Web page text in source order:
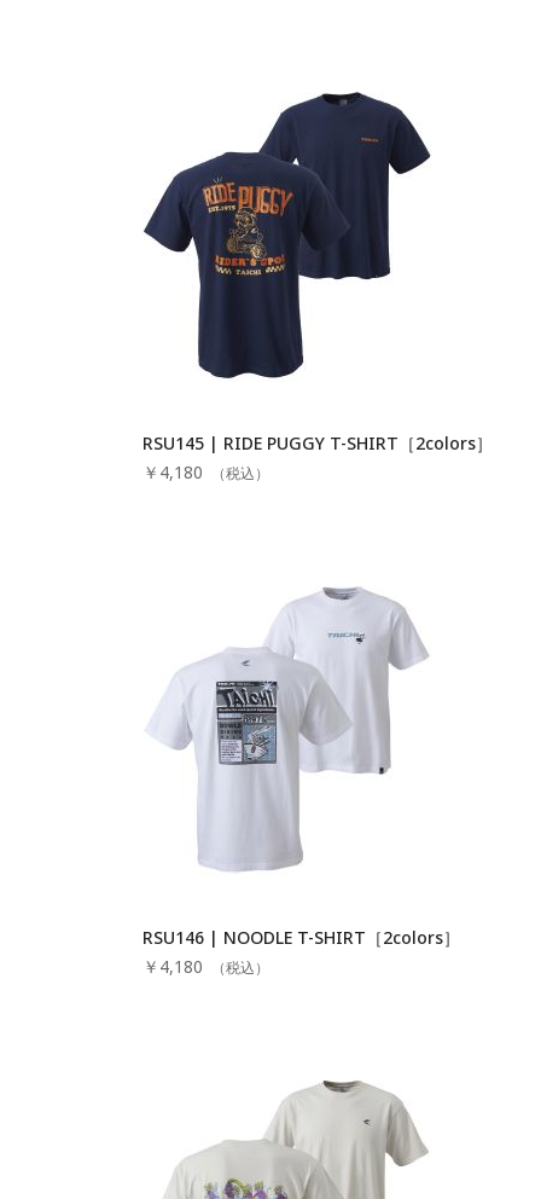
RSU145 | RIDE PUGGY T-SHIRT［2colors］
￥4,180
（税込）
RSU146 | NOODLE T-SHIRT［2colors］
￥4,180
（税込）